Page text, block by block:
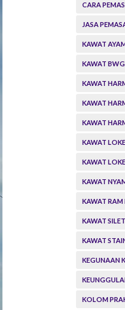
CARA
JASA
KAWAT
KAWAT BWG
KAWAT
KAWAT
KAWAT
KAWAT
KAWAT
KAWAT
KAWAT RAM
KAWAT SILET
KAWAT
KEGUNAAN
KOLOM